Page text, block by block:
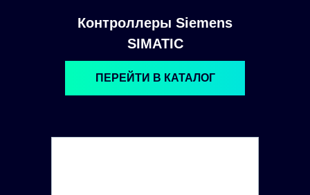
Контроллеры Siemens
SIMATIC
ПЕРЕЙТИ В КАТАЛОГ